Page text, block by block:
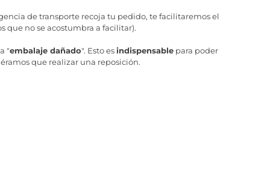
de transporte recoja tu pedido, te facilitaremos el
que no se acostumbra a facilitar).
"embalaje dañado". Esto esindispensablepara poder
que realizar una reposición.